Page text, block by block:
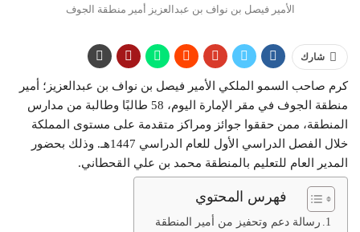
الأمير فيصل بن نواف بن عبدالعزيز أمير منطقة الجوف
شارك
كرم صاحب السمو الملكي الأمير فيصل بن نواف بن عبدالعزيز؛ أمير
منطقة الجوف في مقر الإمارة اليوم، 58 طالبًا وطالبة من مدارس
المنطقة، ممن حققوا جوائز ومراكز متقدمة على مستوى المملكة
خلال الفصل الدراسي الأول للعام الدراسي 1447هـ. وذلك بحضور
المدير العام للتعليم بالمنطقة محمد بن علي القحطاني.
فهرس المحتوي
رسالة دعم وتحفيز من أمير المنطقة